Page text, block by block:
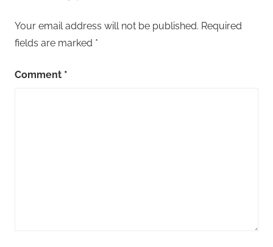
Your email address will not be published. Required
fields are marked *
Comment *